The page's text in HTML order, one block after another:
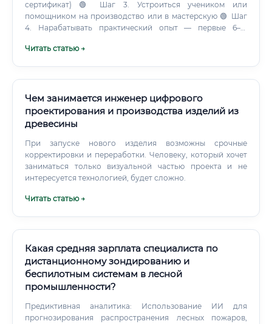
сертификат) 🟢 Шаг 3. Устроиться учеником или
помощником на производство или в мастерскую 🟢 Шаг
4. Нарабатывать практический опыт — первые 6–12
Читать статью →
Чем занимается инженер цифрового
проектирования и производства изделий из
древесины
При запуске нового изделия возможны срочные
корректировки и переработки. Человеку, который хочет
заниматься только визуальной частью проекта и не
интересуется технологией, будет сложно.
Читать статью →
Какая средняя зарплата специалиста по
дистанционному зондированию и
беспилотным системам в лесной
промышленности?
Предиктивная аналитика: Использование ИИ для
прогнозирования распространения лесных пожаров,